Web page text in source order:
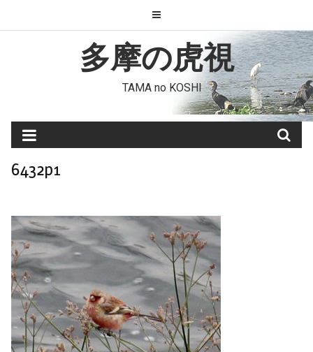
to
多摩の虎視
TAMA no KOSHI
6432p1